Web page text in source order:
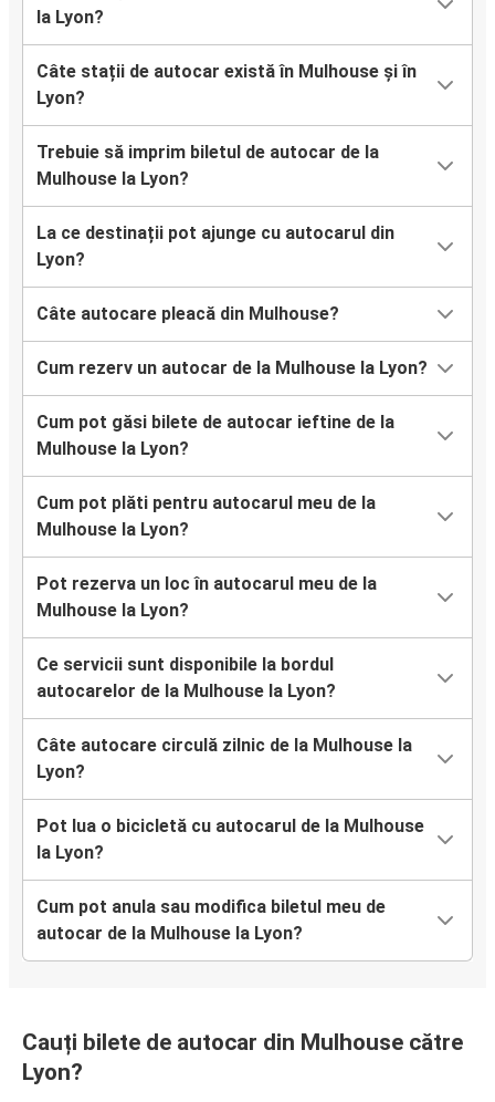
la Lyon?
Câte stații de autocar există în Mulhouse și în
Lyon?
Trebuie să imprim biletul de autocar de la
Mulhouse la Lyon?
La ce destinații pot ajunge cu autocarul din
Lyon?
Câte autocare pleacă din Mulhouse?
Cum rezerv un autocar de la Mulhouse la Lyon?
Cum pot găsi bilete de autocar ieftine de la
Mulhouse la Lyon?
Cum pot plăti pentru autocarul meu de la
Mulhouse la Lyon?
Pot rezerva un loc în autocarul meu de la
Mulhouse la Lyon?
Ce servicii sunt disponibile la bordul
autocarelor de la Mulhouse la Lyon?
Câte autocare circulă zilnic de la Mulhouse la
Lyon?
Pot lua o bicicletă cu autocarul de la Mulhouse
la Lyon?
Cum pot anula sau modifica biletul meu de
autocar de la Mulhouse la Lyon?
Cauți bilete de autocar din Mulhouse către
Lyon?